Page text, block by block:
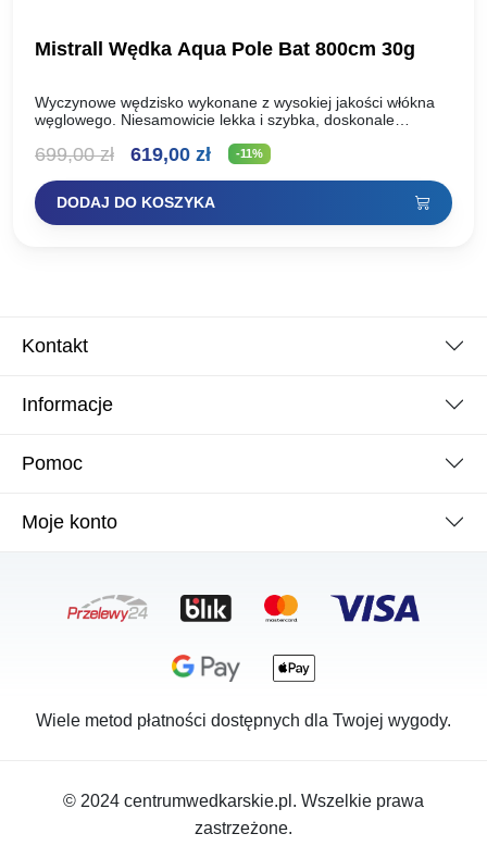
Mistrall Wędka Aqua Pole Bat 800cm 30g
Wyczynowe wędzisko wykonane z wysokiej jakości włókna
węglowego. Niesamowicie lekka i szybka, doskonale
wygodnym podczas łowienia bez…
699,00zł
Pierwotna
cena
wynosiła:
619,00 złAktualna
cena
wynosi:
-11%
DODAJ DO KOSZYKA
Kontakt
Informacje
Pomoc
Moje konto
Wiele metod płatności dostępnych dla Twojej wygody.
© 2024 centrumwedkarskie.pl. Wszelkie prawa
zastrzeżone.